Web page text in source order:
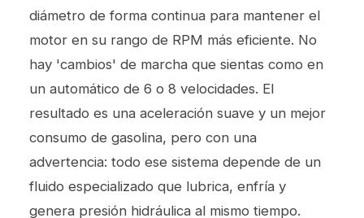
diámetro de forma continua para mantener el
motor en su rango de RPM más eficiente. No
hay 'cambios' de marcha que sientas como en
un automático de 6 o 8 velocidades. El
resultado es una aceleración suave y un mejor
consumo de gasolina, pero con una
advertencia: todo ese sistema depende de un
fluido especializado que lubrica, enfría y
genera presión hidráulica al mismo tiempo.